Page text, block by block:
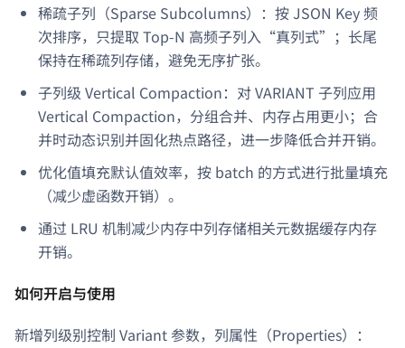
稀疏子列（Sparse Subcolumns）：按 JSON Key 频
次排序，只提取 Top-N 高频子列入“真列式”；长尾
保持在稀疏列存储，避免无序扩张。
子列级 Vertical Compaction：对 VARIANT 子列应用
Vertical Compaction，分组合并、内存占用更小；合
并时动态识别并固化热点路径，进一步降低合并开销。
优化值填充默认值效率，按 batch 的方式进行批量填充
（减少虚函数开销）。
通过 LRU 机制减少内存中列存储相关元数据缓存内存
开销。
如何开启与使用
新增列级别控制 Variant 参数，列属性（Properties）：